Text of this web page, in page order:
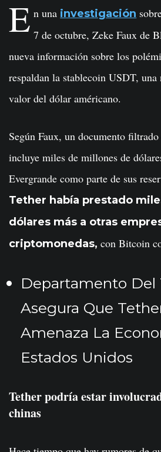
E n una investigación
7 de octubre, Zeke Faux de
nueva información sobre los
respaldan la stablecoin USDT, una
valor del dólar américano.
Según Faux, un documento
incluye miles de millones de
Evergrande como parte de sus
Tether había prestado
dólares más a otras
criptomonedas, con Bitcoin
Departamento Del
Asegura Que
Amenaza La
Estados Unidos
Tether podría estar
chinas